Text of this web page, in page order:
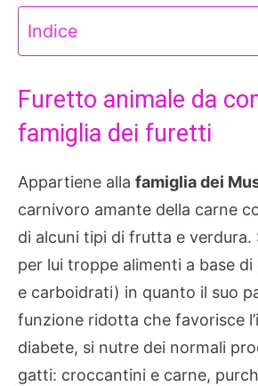
Indice
Furetto animale da
famiglia dei furetti
Appartiene alla famiglia dei
carnivoro amante della carne
di alcuni tipi di frutta e verdura.
per lui troppe alimenti a base
e carboidrati) in quanto il suo
funzione ridotta che favorisce
diabete, si nutre dei normali
gatti: croccantini e carne,